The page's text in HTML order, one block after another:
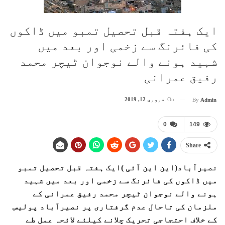
ایک ہفتہ قبل تحصیل تمبو میں ڈاکوں
کی فائرنگ سے زخمی اور بعد میں
شہید ہونے والے نوجوان ٹیچر محمد
رفیق عمرانی
By Admin
On فروری 12, 2019
0 149
Share
نصیرآباد(این این آئی )ایک ہفتہ قبل تحصیل تمبو
میں ڈاکوں کی فائرنگ سے زخمی اور بعد میں شہید
ہونے والے نوجوان ٹیچر محمد رفیق عمرانی کے
ملزمان کی تاحال عدم گرفتاری پر نصیرآباد پولیس
کے خلاف احتجاجی تحریک چلانے کیلئے لائحہ عمل طے